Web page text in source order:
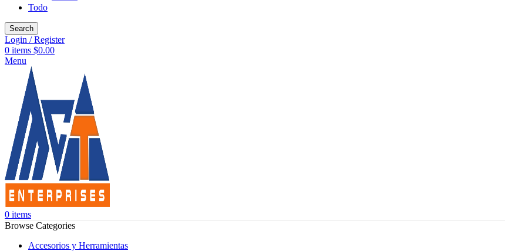
Todo
Search
Login / Register
0 items $0.00
Menu
0 items
Browse Categories
Accesorios y Herramientas